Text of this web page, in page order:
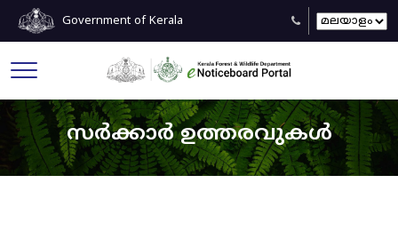
Government of Kerala
സർക്കാർ ഉത്തരവുകൾ